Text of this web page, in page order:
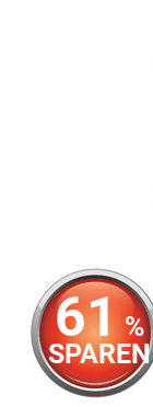
61 %
SPAREN